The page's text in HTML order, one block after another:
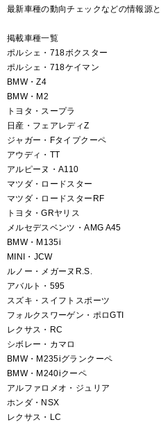
最新車種の動向チェックなどの情報源と
掲載車種一覧
ポルシェ・718ボクスター
ポルシェ・718ケイマン
BMW・Z4
BMW・M2
トヨタ・スープラ
日産・フェアレディZ
ジャガー・Fタイプクーペ
アウディ・TT
アルピーヌ・A110
マツダ・ロードスター
マツダ・ロードスターRF
トヨタ・GRヤリス
メルセデスベンツ・AMG A45
BMW・M135i
MINI・JCW
ルノー・メガーヌR.S.
アバルト・595
スズキ・スイフトスポーツ
フォルクスワーゲン・ポロGTI
レクサス・RC
シボレー・カマロ
BMW・M235iグランクーペ
BMW・M240iクーペ
アルファロメオ・ジュリア
ホンダ・NSX
レクサス・LC